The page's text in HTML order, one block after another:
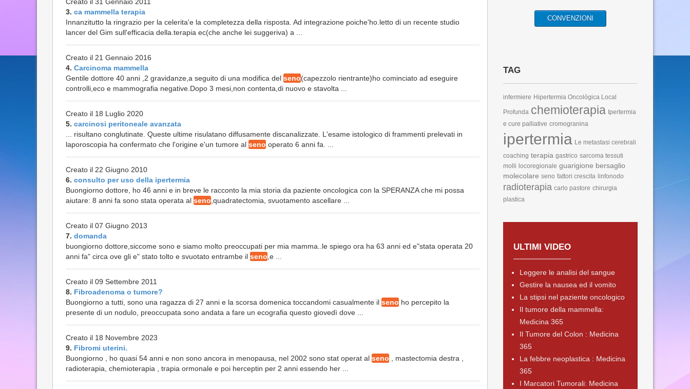
3. ca mammella terapia
Innanzitutto la ringrazio per la celerita'e la completezza della risposta. Ad integrazione poiche'ho.letto di un recente studio
lancer del Gim sull'efficacia della.terapia ec(che anche lei suggeriva) a ...
Creato il 21 Gennaio 2016
4. Carcinoma mammella
Gentile dottore 40 anni ,2 gravidanze,a seguito di una modifica del seno(capezzolo rientrante)ho cominciato ad eseguire
controlli,eco e mammografia negative.Dopo 3 mesi,non contenta,di nuovo e stavolta ...
Creato il 18 Luglio 2020
5. carcinosi peritoneale avanzata
... risultano conglutinate. Queste ultime risulatano diffusamente discanalizzate. L'esame istologico di frammenti prelevati in
laporoscopia ha confermato che l'origine e'un tumore al seno operato 6 anni fa. ...
Creato il 22 Giugno 2010
6. consulto per uso della ipertermia
Buongiorno dottore, ho 46 anni e in breve le racconto la mia storia da paziente oncologica con la SPERANZA che mi possa
aiutare: 8 anni fa sono stata operata al seno ,quadratectomia, svuotamento ascellare ...
Creato il 07 Giugno 2013
7. domanda
buongiorno dottore,siccome sono e siamo molto preoccupati per mia mamma..le spiego ora ha 63 anni ed e"stata operata 20
anni fa" circa ove gli e" stato tolto e svuotato entrambe il seno ,e ...
Creato il 09 Settembre 2011
8. Fibroadenoma o tumore?
Buongiorno a tutti, sono una ragazza di 27 anni e la scorsa domenica toccandomi casualmente il seno ho percepito la
presente di un nodulo, preoccupata sono andata a fare un ecografia questo giovedì dove ...
Creato il 18 Novembre 2023
9. Fibromi uterini.
Buongiorno , ho quasi 54 anni e non sono ancora in menopausa, nel 2002 sono stat operat al seno , mastectomia destra ,
radioterapia, chemioterapia , trapia ormonale e poi herceptin per 2 anni essendo her ...
CONVENZIONI
TAG
infermiere Hipertermia Oncológica Local
Profunda chemioterapia Ipertermia
e cure palliative cromogranina
ipertermia Le metastasi cerebrali
coaching terapia gastrico sarcoma tessuti
molli locoregionale guarigione bersaglio
molecolare seno fattori crescita linfonodo
radioterapia carlo pastore chirurgia
plastica
ULTIMI VIDEO
Leggere le analisi del sangue
Gestire la nausea ed il vomito
La stipsi nel paziente oncologico
Il tumore della mammella:
Medicina 365
Il Tumore del Colon : Medicina
365
La febbre neoplastica : Medicina
365
I Marcatori Tumorali: Medicina